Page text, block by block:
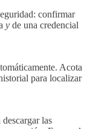
confirmar
y de una credencial
Acota
para localizar
las